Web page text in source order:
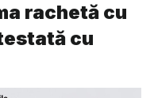
rachetă cu
cu